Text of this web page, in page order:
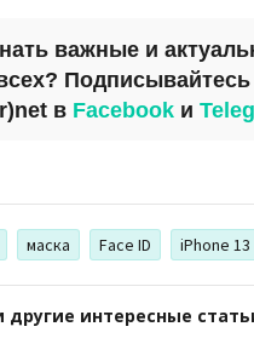
важные и
Подписывайтесь
в Facebook и
маска Face ID iPhone 13
другие интересные